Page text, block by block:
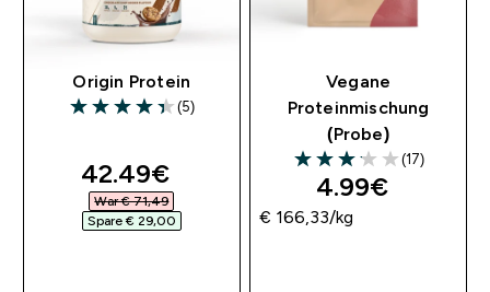
Origin Protein
4.4 out of 5 stars
(5)
discounted price
42.49€‎
War € 71,49‎
Spare € 29,00‎
Vegane
Proteinmischung
(Probe)
3.12 out of 5 stars
(17)
4.99€‎
€ 166,33‎/kg